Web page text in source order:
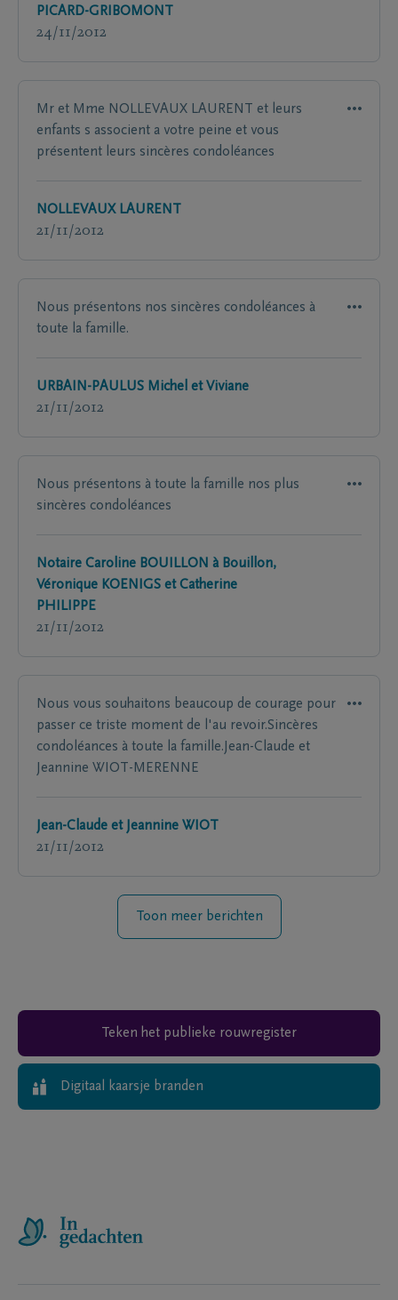
PICARD-GRIBOMONT
24/11/2012
Mr et Mme NOLLEVAUX LAURENT et leurs
enfants s associent a votre peine et vous
présentent leurs sincères condoléances
NOLLEVAUX LAURENT
21/11/2012
Nous présentons nos sincères condoléances à
toute la famille.
URBAIN-PAULUS Michel et Viviane
21/11/2012
Nous présentons à toute la famille nos plus
sincères condoléances
Notaire Caroline BOUILLON à Bouillon,
Véronique KOENIGS et Catherine
PHILIPPE
21/11/2012
Nous vous souhaitons beaucoup de courage pour
passer ce triste moment de l'au revoir.Sincères
condoléances à toute la famille.Jean-Claude et
Jeannine WIOT-MERENNE
Jean-Claude et Jeannine WIOT
21/11/2012
Toon meer berichten
Teken het publieke rouwregister
Digitaal kaarsje branden